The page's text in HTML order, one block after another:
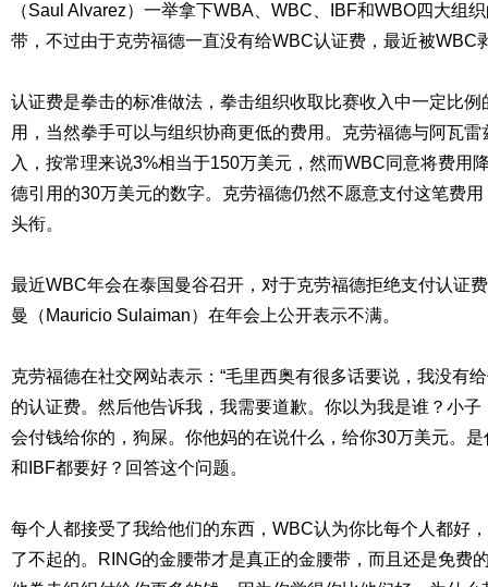
（Saul Alvarez）一举拿下WBA、WBC、IBF和WBO四大组
带，不过由于克劳福德一直没有给WBC认证费，最近被WBC
认证费是拳击的标准做法，拳击组织收取比赛收入中一定比
用，当然拳手可以与组织协商更低的费用。克劳福德与阿瓦
入，按常理来说3%相当于150万美元，然而WBC同意将费用
德引用的30万美元的数字。克劳福德仍然不愿意支付这笔费
头衔。
最近WBC年会在泰国曼谷召开，对于克劳福德拒绝支付认证
曼（Mauricio Sulaiman）在年会上公开表示不满。
克劳福德在社交网站表示：“毛里西奥有很多话要说，我没有
的认证费。然后他告诉我，我需要道歉。你以为我是谁？小
会付钱给你的，狗屎。你他妈的在说什么，给你30万美元。
和IBF都要好？回答这个问题。
每个人都接受了我给他们的东西，WBC认为你比每个人都好
了不起的。RING的金腰带才是真正的金腰带，而且还是免费